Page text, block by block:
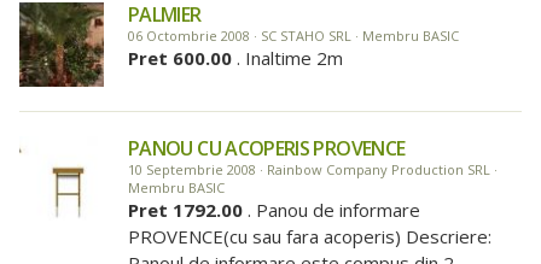
PALMIER
06 Octombrie 2008 · SC STAHO SRL · Membru BASIC
Pret 600.00 . Inaltime 2m
PANOU CU ACOPERIS PROVENCE
10 Septembrie 2008 · Rainbow Company Production SRL ·
Membru BASIC
Pret 1792.00 . Panou de informare
PROVENCE(cu sau fara acoperis) Descriere: